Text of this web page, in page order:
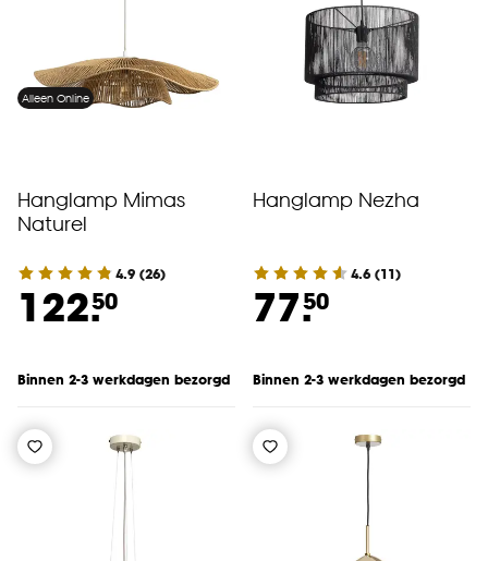
Alleen Online
Hanglamp Mimas
Naturel
4.9 (26)
122.50
Binnen 2-3 werkdagen bezorgd
Hanglamp Nezha
4.6 (11)
77.50
Binnen 2-3 werkdagen bezorgd